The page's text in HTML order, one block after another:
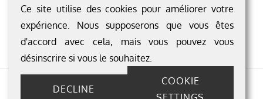
49 500 SEGRE-EN-ANJOU BLEU
Pour nous contacter c'est ici ...
Copyright © 2026 Anthracite Home
Ce site utilise des cookies pour améliorer votre
expérience. Nous supposerons que vous êtes
d'accord avec cela, mais vous pouvez vous
désinscrire si vous le souhaitez.
DECLINE
COOKIE